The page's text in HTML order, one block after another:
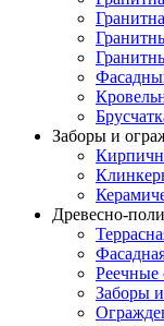
Заборы и
Древесно-
Реечные
Заборы